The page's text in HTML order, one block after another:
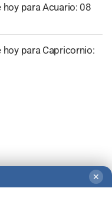
para Acuario: 08
para Capricornio:
✕